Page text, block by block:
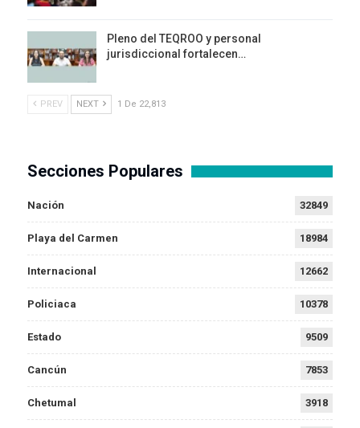
Pleno del TEQROO y personal
jurisdiccional fortalecen…
PREV NEXT 1 De 22,813
Secciones Populares
Nación 32849
Playa del Carmen 18984
Internacional 12662
Policiaca 10378
Estado 9509
Cancún 7853
Chetumal 3918